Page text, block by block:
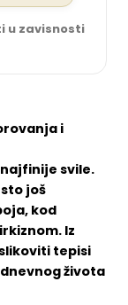
u zavisnosti
i
svile.
još
kod
Iz
tepisi
života